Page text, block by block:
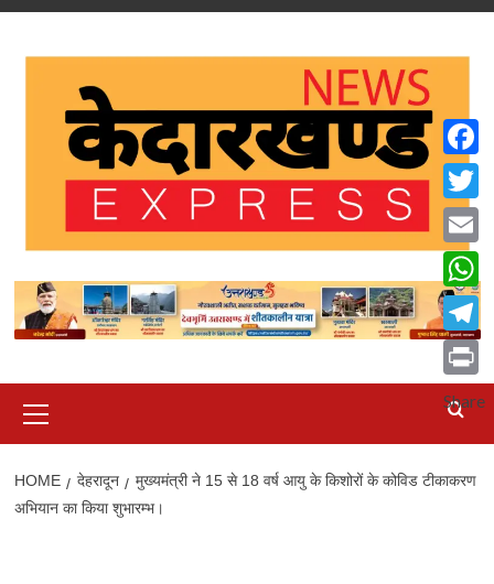
Skip
Menu
HOME देहरादून
मुख्यमंत्री ने 15 से 18 वर्ष आयु के किशोरों के कोविड टीकाकरण
अभियान का किया शुभारम्भ।
Email
Print
Share